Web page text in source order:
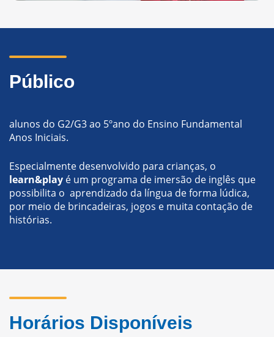
Público
alunos do G2/G3 ao 5ºano do Ensino Fundamental
Anos Iniciais.
Especialmente desenvolvido para crianças, o
learn&play é um programa de imersão de inglês que
possibilita o aprendizado da língua de forma lúdica,
por meio de brincadeiras, jogos e muita contação de
histórias.
Horários Disponíveis